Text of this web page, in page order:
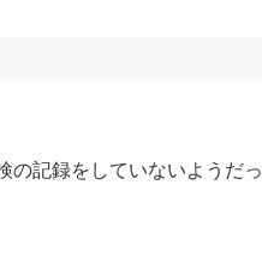
の記録をしていないようだ